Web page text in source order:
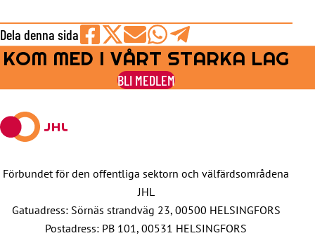
Dela denna sida
Share
on
Facebook
Share
on
Share
by
E-
Share
on
WhatsApp
Share
on
Telegram
KOM MED I VÅRT STARKA LAG
BLI MEDLEM
Förbundet för den offentliga sektorn och välfärdsområdena
JHL
Gatuadress: Sörnäs strandväg 23, 00500 HELSINGFORS
Postadress: PB 101, 00531 HELSINGFORS